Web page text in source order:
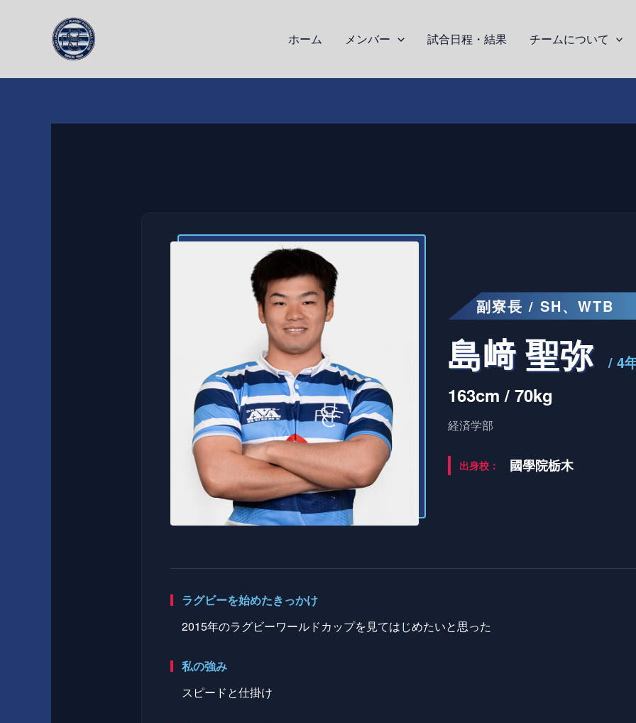
ホーム メンバー 試合日程・結果 チームについて
副寮長 / SH、WTB
島﨑 聖弥 / 4
163cm / 70kg
経済学部
出身校： 國學院栃木
ラグビーを始めたきっかけ
2015年のラグビーワールドカップを見てはじめたいと思った
私の強み
スピードと仕掛け